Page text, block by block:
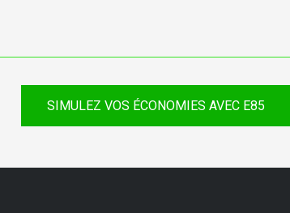
SIMULEZ VOS ÉCONOMIES AVEC E85